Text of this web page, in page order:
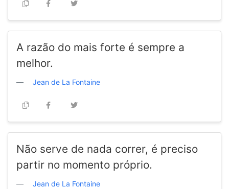
A razão do mais forte é sempre a
melhor.
Jean de La Fontaine
Não serve de nada correr, é preciso
partir no momento próprio.
Jean de La Fontaine